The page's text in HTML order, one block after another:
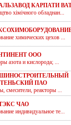
КАРПАТИ
хімічного обладнан...
химических цехов ...
ООО
азота и кислорода; ...
ПАО
смесители, реакторы ...
ЧАО
индивидуальное те...